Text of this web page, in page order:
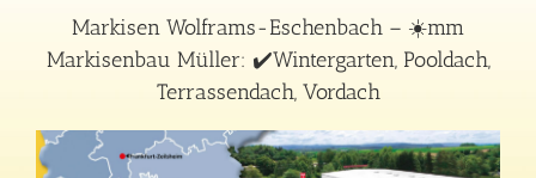
Markisen Wolframs-Eschenbach – ☀️mm
Markisenbau Müller: ✔️Wintergarten, Pooldach,
Terrassendach, Vordach
Eschenbach